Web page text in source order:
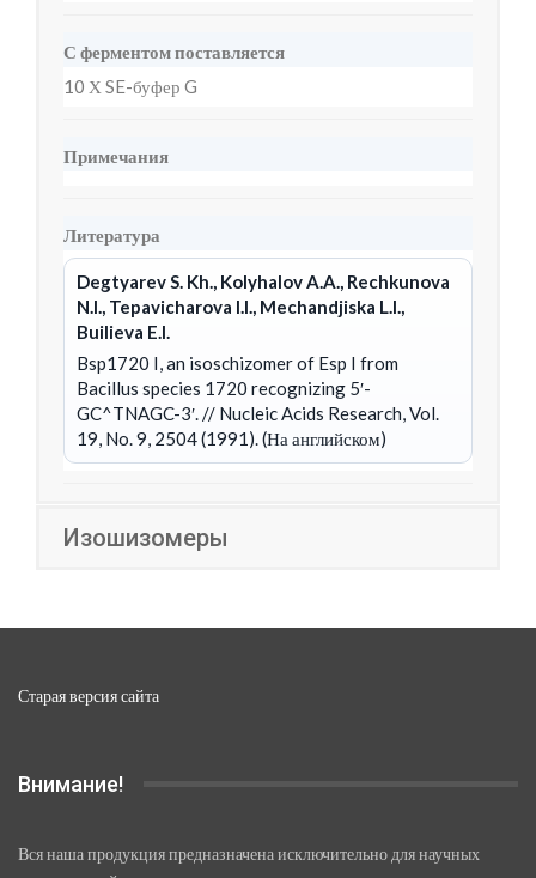
С ферментом поставляется
10 Х SE-буфер G
Примечания
Литература
Degtyarev S. Kh., Kolyhalov A.A., Rechkunova
N.I., Tepavicharova I.I., Mechandjiska L.I.,
Builieva E.I.
Bsp1720 I, an isoschizomer of Esp I from
Bacillus species 1720 recognizing 5′-
GC^TNAGC-3′. // Nucleic Acids Research, Vol.
19, No. 9, 2504 (1991). (На английском)
Изошизомеры
Старая версия сайта
Внимание!
Вся наша продукция предназначена исключительно для научных